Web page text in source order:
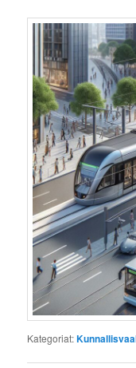
Kategoriat: